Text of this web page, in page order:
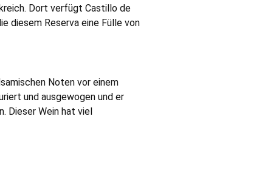
Dort verfügt Castillo de
diesem Reserva eine Fülle von
Noten vor einem
und ausgewogen und er
Dieser Wein hat viel